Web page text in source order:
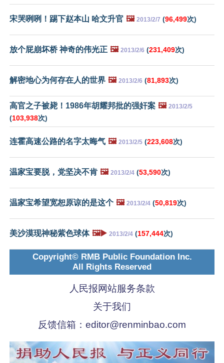
宋哭咧咧！踢下赵本山 哈文升官 🖼️ 2013/2/7 (96,499次)
放个屁崩坏桥 神奇的伟光正 🖼️ 2013/2/6 (231,409次)
解密地心为何存在人的世界 🖼️ 2013/2/6 (81,893次)
高官之子被毙！1986年胡耀邦批的强奸案 🖼️ 2013/2/5
(103,938次)
连霍高速公路的名字太晦气 🖼️ 2013/2/5 (223,608次)
温家宝要脱，党坚决不肯 🖼️ 2013/2/4 (53,590次)
温家宝希望宽恕原谅的是这个 🖼️ 2013/2/4 (50,819次)
美沙漠现神秘紫色球体 🖼️▶️ 2013/2/4 (157,444次)
Copyright© RMB Public Foundation Inc.
All Rights Reserved
人民报网站服务条款
关于我们
反馈信箱： editor@renminbao.com